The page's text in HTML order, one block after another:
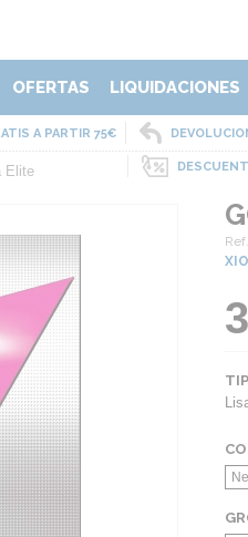
OFERTAS LIQUIDACIONES
A PARTIR 75€
Elite